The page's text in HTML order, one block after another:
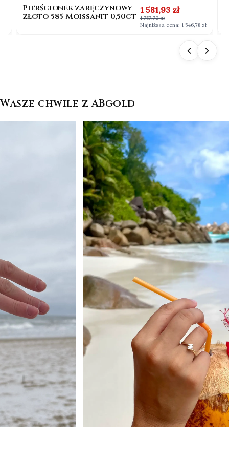
Pierścionek zaręczynowy
złoto 585 Moissanit 0,50ct
Cena promocyjna
1 581,93 zł
1 757,70 zł
Najniższa cena: 1 546,78 zł
Wasze chwile z ABgold